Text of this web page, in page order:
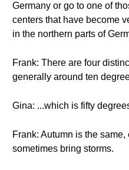
Germany or go to one of
centers that have become
in the northern parts of
Frank: There are four
generally around ten
Gina: ...which is fifty
Frank: Autumn is the
sometimes bring storms.